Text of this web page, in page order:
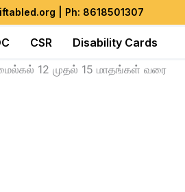
| Ph: 8618501307
CSR Disability Cards
மைல்கல் 12 முதல் 15 மாதங்கள் வரை